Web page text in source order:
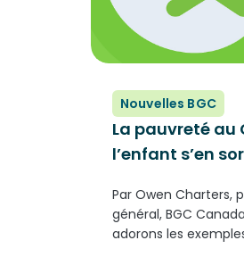
Nouvelles BGC
La pauvreté
l’enfant s’en
Par Owen Charters,
général, BGC
adorons les